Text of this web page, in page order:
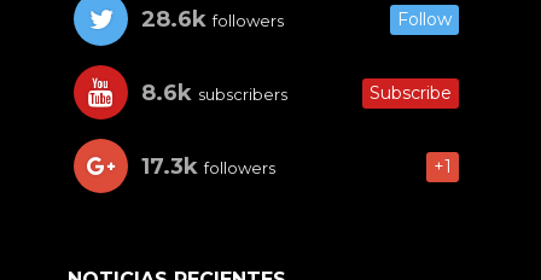
28.6k followers Follow
8.6k subscribers Subscribe
17.3k followers +1